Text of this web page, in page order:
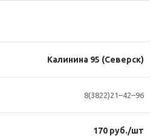
Калинина 95 (Северск)
8(3822)21–42–96
170 руб./шт